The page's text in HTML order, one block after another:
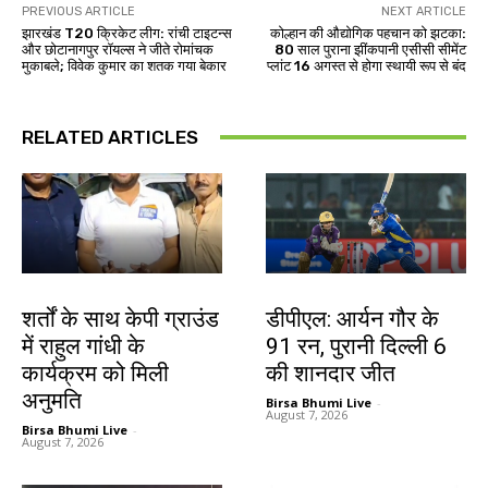
PREVIOUS ARTICLE
झारखंड T20 क्रिकेट लीग: रांची टाइटन्स
और छोटानागपुर रॉयल्स ने जीते रोमांचक
मुकाबले; विवेक कुमार का शतक गया बेकार
NEXT ARTICLE
कोल्हान की औद्योगिक पहचान को झटका:
80 साल पुराना झींकपानी एसीसी सीमेंट
प्लांट 16 अगस्त से होगा स्थायी रूप से बंद
RELATED ARTICLES
शर्तों के साथ केपी ग्राउंड
में राहुल गांधी के
कार्यक्रम को मिली
अनुमति
Birsa Bhumi Live -
August 7, 2026
डीपीएल: आर्यन गौर के
91 रन, पुरानी दिल्ली 6
की शानदार जीत
Birsa Bhumi Live -
August 7, 2026